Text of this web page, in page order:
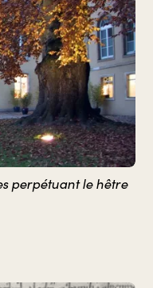
perpétuant le hêtre